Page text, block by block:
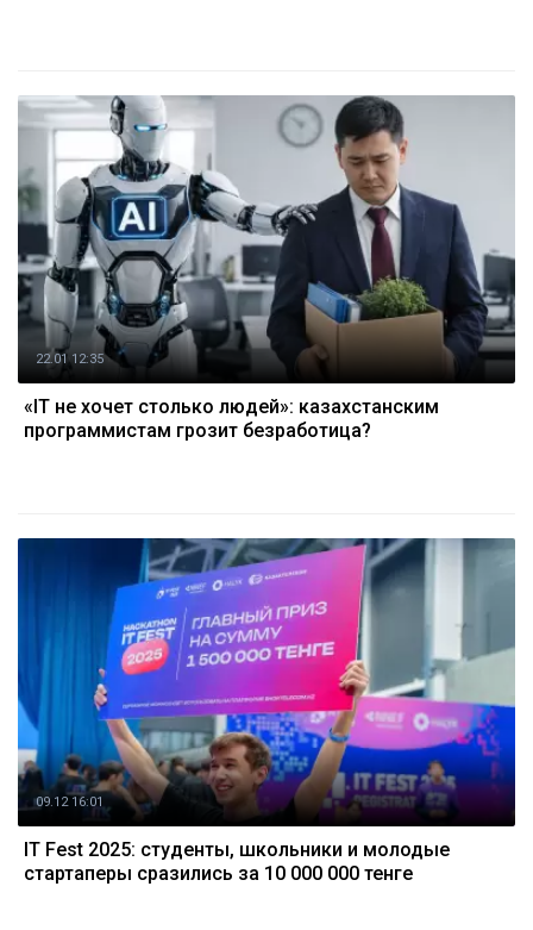
22.01 12:35
«IT не хочет столько людей»: казахстанским
программистам грозит безработица?
09.12 16:01
IT Fest 2025: студенты, школьники и молодые
стартаперы сразились за 10 000 000 тенге